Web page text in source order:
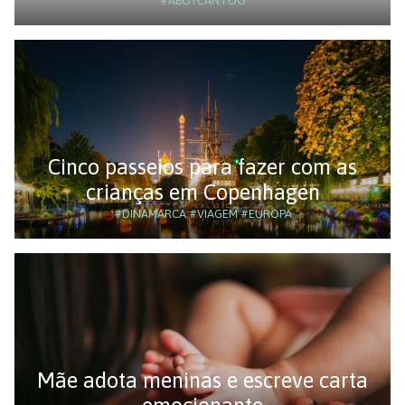
Cinco passeios para fazer com as
crianças em Copenhagen
#DINAMARCA#VIAGEM#EUROPA
Mãe adota meninas e escreve carta